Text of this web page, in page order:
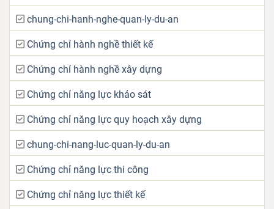
chung-chi-hanh-nghe-quan-ly-du-an
Chứng chỉ hành nghề thiết kế
Chứng chỉ hành nghề xây dựng
Chứng chỉ năng lực khảo sát
Chứng chỉ năng lực quy hoạch xây dựng
chung-chi-nang-luc-quan-ly-du-an
Chứng chỉ năng lực thi công
Chứng chỉ năng lực thiết kế